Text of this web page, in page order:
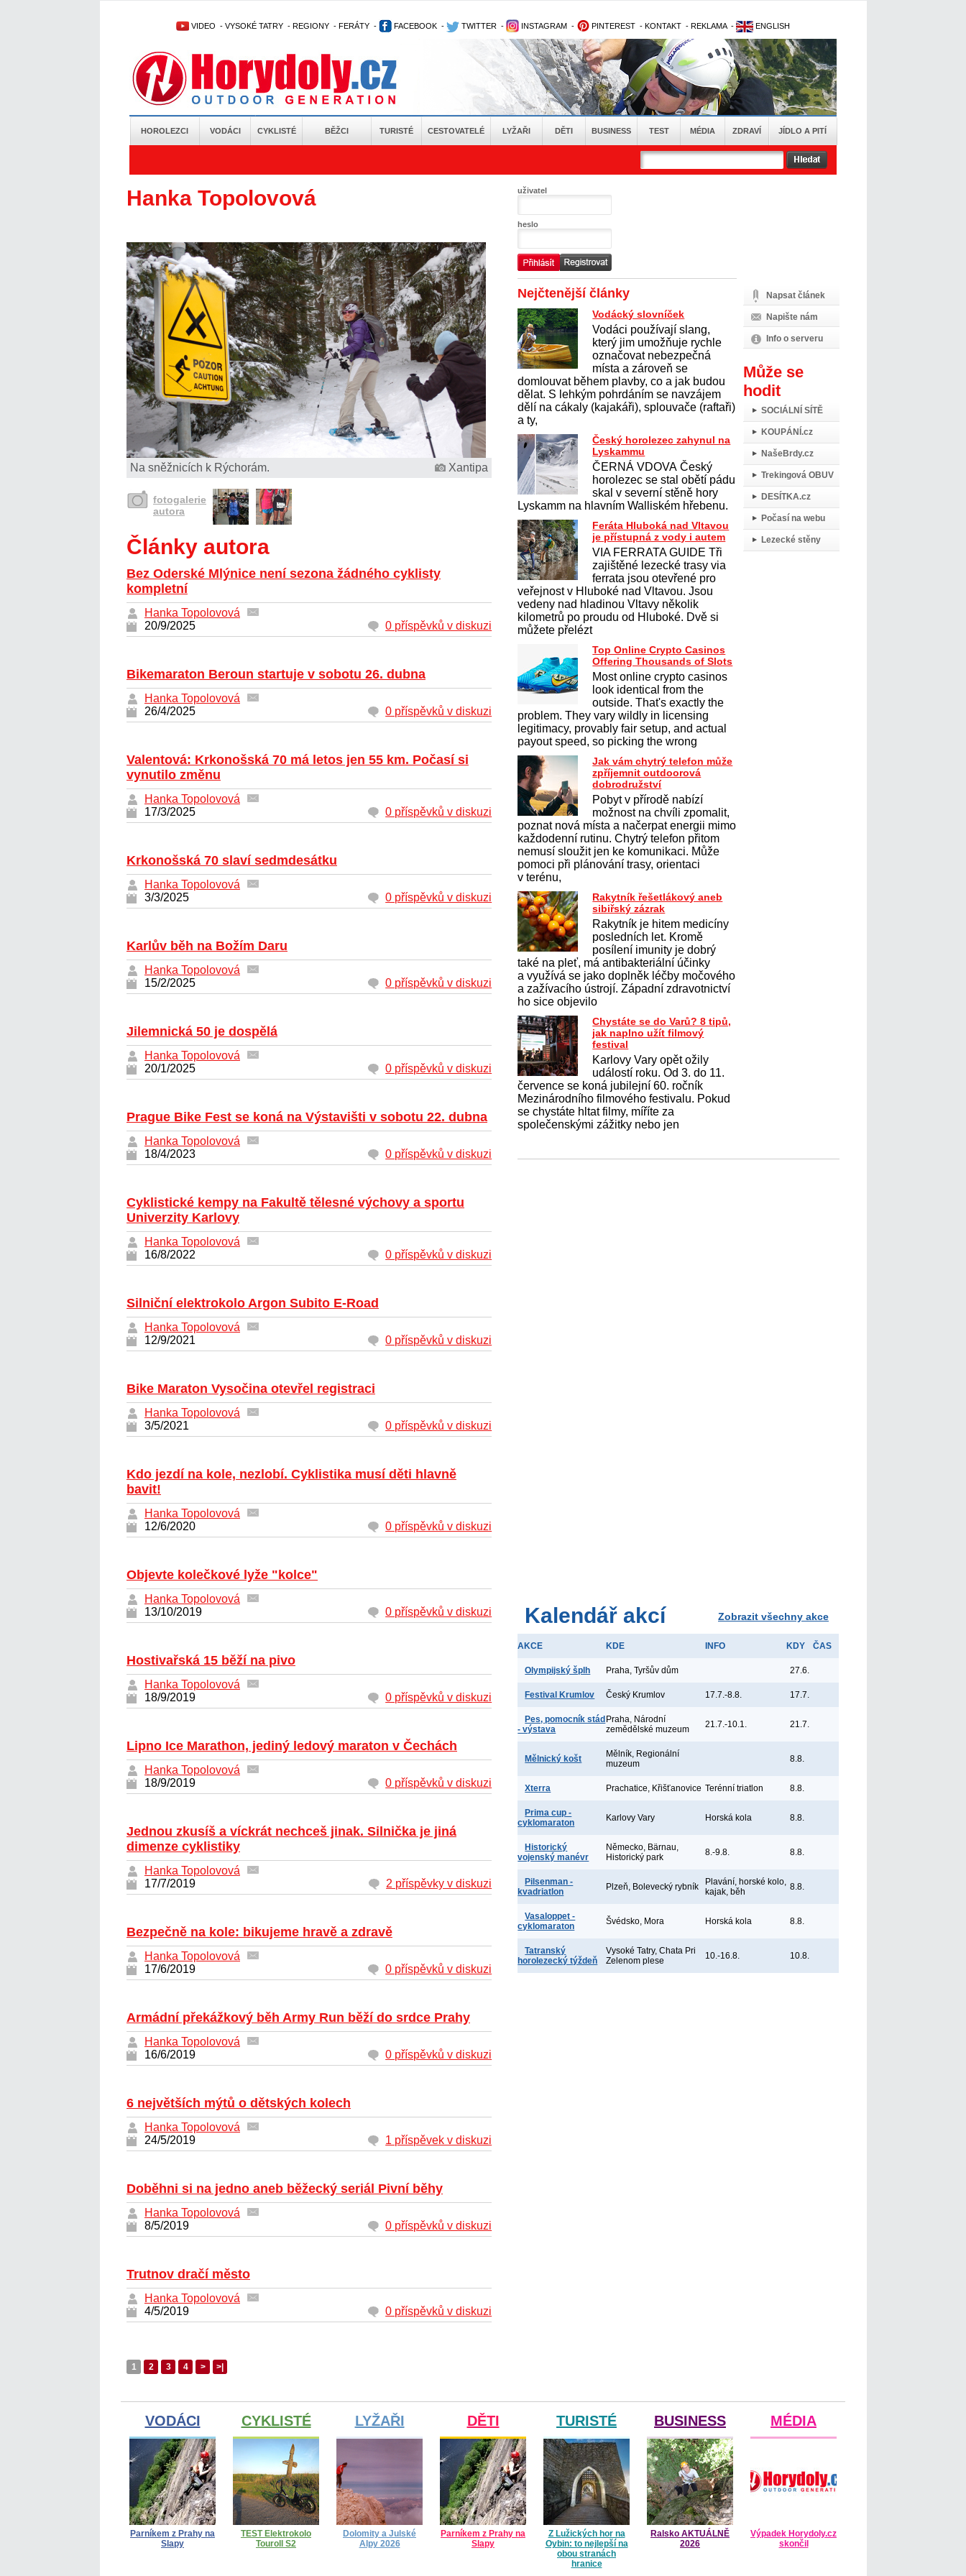
VIDEO - VYSOKÉ TATRY - REGIONY - FERÁTY - FACEBOOK - TWITTER - INSTAGRAM - PINTEREST - KONTAKT - REKLAMA - ENGLISH
HOROLEZCI VODÁCI CYKLISTÉ BĚŽCI TURISTÉ CESTOVATELÉ LYŽAŘI DĚTI BUSINESS TEST MÉDIA ZDRAVÍ JÍDLO A PITÍ
Hanka Topolovová
Na sněžnicích k Rýchorám. Xantipa
fotogalerie
autora
Články autora
Bez Oderské Mlýnice není sezona žádného cyklisty
kompletní
Hanka Topolovová
20/9/2025
0 příspěvků v diskuzi
Bikemaraton Beroun startuje v sobotu 26. dubna
Hanka Topolovová
26/4/2025
0 příspěvků v diskuzi
Valentová: Krkonošská 70 má letos jen 55 km. Počasí si
vynutilo změnu
Hanka Topolovová
17/3/2025
0 příspěvků v diskuzi
Krkonošská 70 slaví sedmdesátku
Hanka Topolovová
3/3/2025
0 příspěvků v diskuzi
Karlův běh na Božím Daru
Hanka Topolovová
15/2/2025
0 příspěvků v diskuzi
Jilemnická 50 je dospělá
Hanka Topolovová
20/1/2025
0 příspěvků v diskuzi
Prague Bike Fest se koná na Výstavišti v sobotu 22. dubna
Hanka Topolovová
18/4/2023
0 příspěvků v diskuzi
Cyklistické kempy na Fakultě tělesné výchovy a sportu
Univerzity Karlovy
Hanka Topolovová
16/8/2022
0 příspěvků v diskuzi
Silniční elektrokolo Argon Subito E-Road
Hanka Topolovová
12/9/2021
0 příspěvků v diskuzi
Bike Maraton Vysočina otevřel registraci
Hanka Topolovová
3/5/2021
0 příspěvků v diskuzi
Kdo jezdí na kole, nezlobí. Cyklistika musí děti hlavně
bavit!
Hanka Topolovová
12/6/2020
0 příspěvků v diskuzi
Objevte kolečkové lyže "kolce"
Hanka Topolovová
13/10/2019
0 příspěvků v diskuzi
Hostivařská 15 běží na pivo
Hanka Topolovová
18/9/2019
0 příspěvků v diskuzi
Lipno Ice Marathon, jediný ledový maraton v Čechách
Hanka Topolovová
18/9/2019
0 příspěvků v diskuzi
Jednou zkusíš a víckrát nechceš jinak. Silnička je jiná
dimenze cyklistiky
Hanka Topolovová
17/7/2019
2 příspěvky v diskuzi
Bezpečně na kole: bikujeme hravě a zdravě
Hanka Topolovová
17/6/2019
0 příspěvků v diskuzi
Armádní překážkový běh Army Run běží do srdce Prahy
Hanka Topolovová
16/6/2019
0 příspěvků v diskuzi
6 největších mýtů o dětských kolech
Hanka Topolovová
24/5/2019
1 příspěvek v diskuzi
Doběhni si na jedno aneb běžecký seriál Pivní běhy
Hanka Topolovová
8/5/2019
0 příspěvků v diskuzi
Trutnov dračí město
Hanka Topolovová
4/5/2019
0 příspěvků v diskuzi
1 2 3 4 > >|
uživatel
heslo
Napsat článek
Napište nám
Info o serveru
Může se
hodit
SOCIÁLNÍ SÍTĚ
KOUPÁNÍ.cz
NašeBrdy.cz
Trekingová OBUV
DESÍTKA.cz
Počasí na webu
Lezecké stěny
Nejčtenější články
Vodácký slovníček
Vodáci používají slang,
který jim umožňuje rychle
označovat nebezpečná
místa a zároveň se
domlouvat během plavby, co a jak budou
dělat. S lehkým pohrdáním se navzájem
dělí na cákaly (kajakáři), splouvače (raftaři)
a ty,
Český horolezec zahynul na
Lyskammu
ČERNÁ VDOVA Český
horolezec se stal obětí pádu
skal v severní stěně hory
Lyskamm na hlavním Walliském hřebenu.
Feráta Hluboká nad Vltavou
je přístupná z vody i autem
VIA FERRATA GUIDE Tři
zajištěné lezecké trasy via
ferrata jsou otevřené pro
veřejnost v Hluboké nad Vltavou. Jsou
vedeny nad hladinou Vltavy několik
kilometrů po proudu od Hluboké. Dvě si
můžete přelézt
Top Online Crypto Casinos
Offering Thousands of Slots
Most online crypto casinos
look identical from the
outside. That's exactly the
problem. They vary wildly in licensing
legitimacy, provably fair setup, and actual
payout speed, so picking the wrong
Jak vám chytrý telefon může
zpříjemnit outdoorová
dobrodružství
Pobyt v přírodě nabízí
možnost na chvíli zpomalit,
poznat nová místa a načerpat energii mimo
každodenní rutinu. Chytrý telefon přitom
nemusí sloužit jen ke komunikaci. Může
pomoci při plánování trasy, orientaci
v terénu,
Rakytník řešetlákový aneb
sibiřský zázrak
Rakytník je hitem medicíny
posledních let. Kromě
posílení imunity je dobrý
také na pleť, má antibakteriální účinky
a využívá se jako doplněk léčby močového
a zažívacího ústrojí. Západní zdravotnictví
ho sice objevilo
Chystáte se do Varů? 8 tipů,
jak naplno užít filmový
festival
Karlovy Vary opět ožily
událostí roku. Od 3. do 11.
července se koná jubilejní 60. ročník
Mezinárodního filmového festivalu. Pokud
se chystáte hltat filmy, míříte za
společenskými zážitky nebo jen
Kalendář akcí Zobrazit všechny akce
AKCE KDE INFO KDY ČAS
Olympijský šplh Praha, Tyršův dům 27.6.
Festival Krumlov Český Krumlov 17.7.-8.8. 17.7.
Pes, pomocník stád
- výstava
Praha, Národní
zemědělské muzeum
21.7.-10.1. 21.7.
Mělnický košt
Mělník, Regionální
muzeum
8.8.
Xterra Prachatice, Křišťanovice Terénní triatlon 8.8.
Prima cup -
cyklomaraton
Karlovy Vary Horská kola 8.8.
Historický
vojenský manévr
Německo, Bärnau,
Historický park
8.-9.8. 8.8.
Pilsenman -
kvadriatlon
Plzeň, Bolevecký rybník
Plavání, horské kolo,
kajak, běh
8.8.
Vasaloppet -
cyklomaraton
Švédsko, Mora Horská kola 8.8.
Tatranský
horolezecký týždeň
Vysoké Tatry, Chata Pri
Zelenom plese
10.-16.8. 10.8.
VODÁCI
Parníkem z Prahy na
Slapy
CYKLISTÉ
TEST Elektrokolo
Touroll S2
LYŽAŘI
Dolomity a Julské
Alpy 2026
DĚTI
Parníkem z Prahy na
Slapy
TURISTÉ
Z Lužických hor na
Oybin: to nejlepší na
obou stranách
hranice
BUSINESS
Ralsko AKTUÁLNĚ
2026
MÉDIA
Výpadek Horydoly.cz
skončil